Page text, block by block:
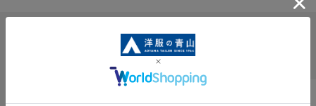
INFORMATION